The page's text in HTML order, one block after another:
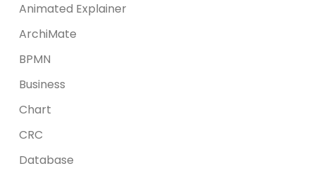
Animated Explainer
ArchiMate
BPMN
Business
Chart
CRC
Database